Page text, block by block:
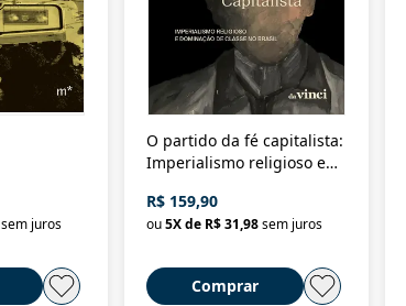
sem juros
O partido da fé capitalista:
Imperialismo religioso e
Brasil
R$ 159,90
ou5X de R$ 31,98sem juros
Comprar